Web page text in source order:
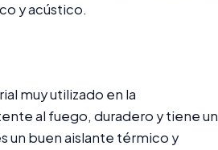
y acústico.
muy utilizado en la
al fuego, duradero y tiene un
un buen aislante térmico y